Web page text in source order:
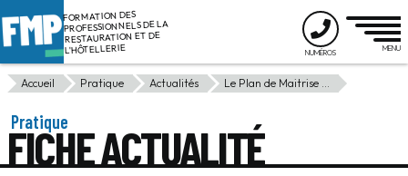
FORMATION DES
PROFESSIONNELS DE LA
RESTAURATION ET DE
L'HÔTELLERIE
Accueil Pratique Actualités Le Plan de Maitrise ...
Pratique
FICHE ACTUALITÉ